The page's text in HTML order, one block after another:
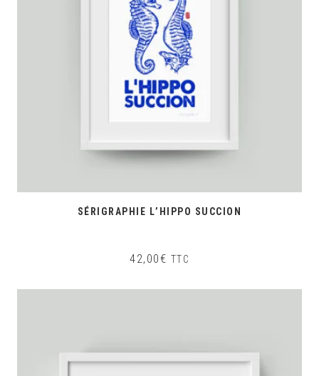
SÉRIGRAPHIE L’HIPPO SUCCION
42,00€ TTC